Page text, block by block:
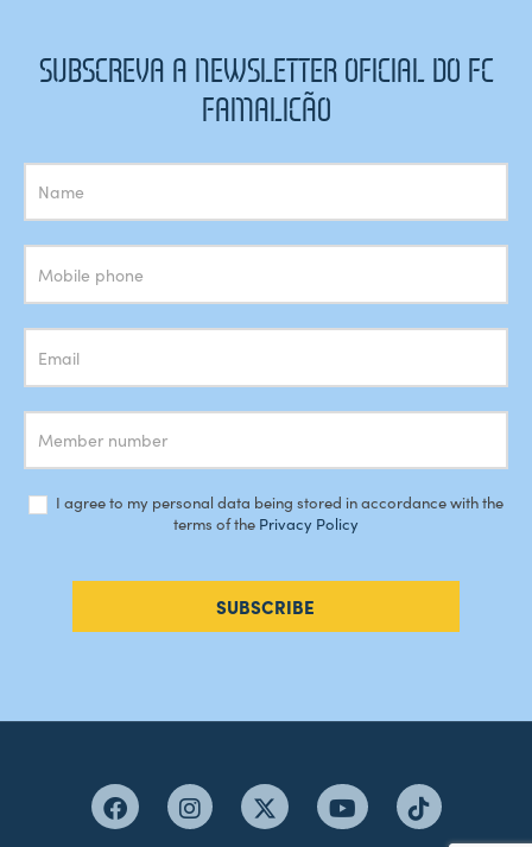
SUBSCREVA A NEWSLETTER OFICIAL DO FC
FAMALICÃO
Subscrição
Newsletter
I agree to my personal data being stored in accordance with the
terms of the Privacy Policy
SUBSCRIBE